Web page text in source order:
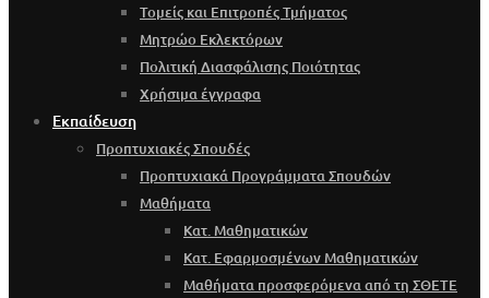
Τομείς και Επιτροπές Τμήματος
Μητρώο Εκλεκτόρων
Πολιτική Διασφάλισης Ποιότητας
Χρήσιμα έγγραφα
Εκπαίδευση
Προπτυχιακές Σπουδές
Προπτυχιακά Προγράμματα Σπουδών
Μαθήματα
Κατ. Μαθηματικών
Κατ. Εφαρμοσμένων Μαθηματικών
Μαθήματα προσφερόμενα από τη ΣΘΕΤΕ